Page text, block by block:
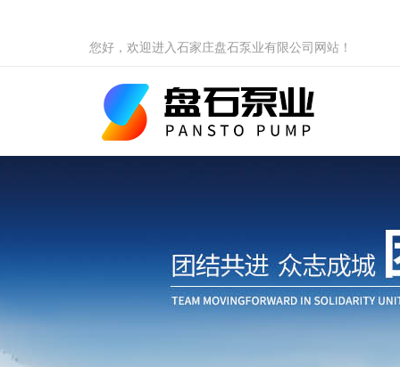
您好，欢迎进入石家庄盘石泵业有限公司网站！